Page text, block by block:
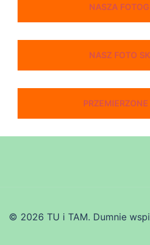
NASZA
NASZ FOTO
© 2026 TU i TAM. Dumnie